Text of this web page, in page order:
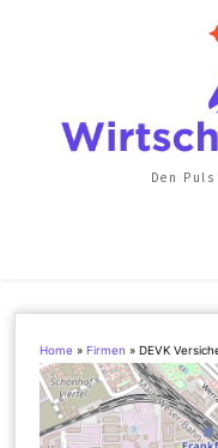
Den
Home » Firmen »DEVK